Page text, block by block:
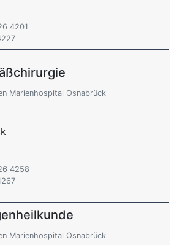
4201
Marienhospital Osnabrück
4258
Marienhospital Osnabrück